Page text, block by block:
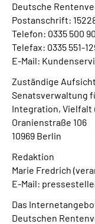
Deutsche
Postanschrift:
Telefon: 0335 500
Telefax: 0335 551-
E-Mail:
Zuständige
Senatsverwaltung
Integration,
Oranienstraße 106
10969 Berlin
Redaktion
Marie Fredrich
E-Mail:
Das
Deutschen